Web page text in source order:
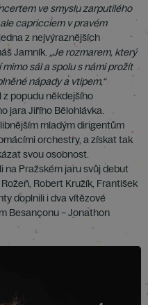
ve smyslu zarputilého
capricciem v pravém
z nejvýraznějších
Jamník. „Je rozmarem, který
sál a spolu s námi prožít
nápady a vtipem,“
z popudu někdejšího
jara Jiřího Bělohlávka.
mladým dirigentům
orchestry, a získat tak
svou osobnost.
na Pražském jaru svůj debut
Robert Kružík, František
doplnili i dva vítězové
Besançonu – Jonathon